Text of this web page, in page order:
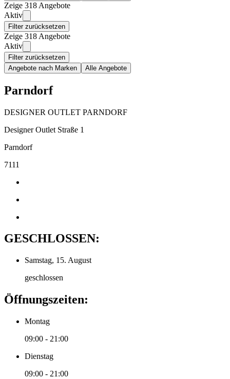
Zeige 318 Angebote
Aktiv
Filter zurücksetzen
Zeige 318 Angebote
Aktiv
Filter zurücksetzen
Angebote nach Marken
Alle Angebote
Parndorf
DESIGNER OUTLET PARNDORF
Designer Outlet Straße 1
Parndorf
7111
GESCHLOSSEN:
Samstag, 15. August
geschlossen
Öffnungszeiten:
Montag
09:00 - 21:00
Dienstag
09:00 - 21:00